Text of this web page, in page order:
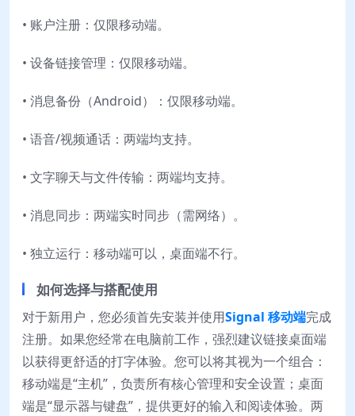
• 账户注册：仅限移动端。
• 设备链接管理：仅限移动端。
• 消息备份（Android）：仅限移动端。
• 语音/视频通话：两端均支持。
• 文字聊天与文件传输：两端均支持。
• 消息同步：两端实时同步（需网络）。
• 独立运行：移动端可以，桌面端不行。
如何选择与搭配使用
对于新用户，您必须首先安装并使用Signal 移动端完成
注册。如果您经常在电脑前工作，强烈建议链接桌面端
以获得更舒适的打字体验。您可以将其视为一个组合：
移动端是“主机”，负责所有核心管理和安全设置；桌面
端是“显示器与键盘”，提供更好的输入和阅读体验。两